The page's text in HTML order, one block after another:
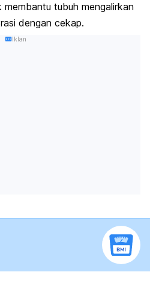
tubuh mengalirkan
dengan cekap.
Iklan